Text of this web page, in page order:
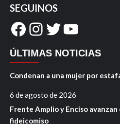
SEGUINOS
Facebook
Instagram
Twitter
YouTube
ÚLTIMAS NOTICIAS
Condenan a una mujer por
6 de agosto de 2026
Frente Amplio y Enciso
fideicomiso